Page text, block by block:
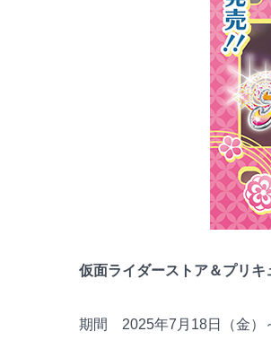
仮面ライダーストア＆プリ
期間 2025年7月18日（金）